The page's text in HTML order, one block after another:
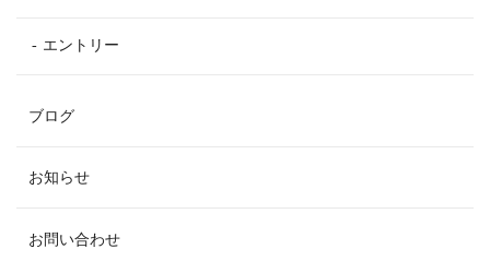
エントリー
ブログ
お知らせ
お問い合わせ